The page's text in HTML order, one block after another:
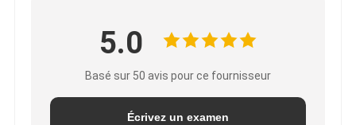
5.0
Basé sur 50 avis pour ce fournisseur
Écrivez un examen